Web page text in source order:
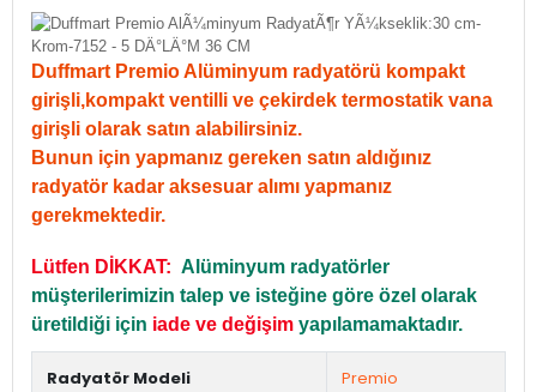
Duffmart Premio Alüminyum radyatörü kompakt
girişli,kompakt ventilli ve çekirdek termostatik vana
girişli olarak satın alabilirsiniz.
Bunun için yapmanız gereken satın aldığınız
radyatör kadar aksesuar alımı yapmanız
gerekmektedir.
Lütfen DİKKAT: Alüminyum radyatörler
müşterilerimizin talep ve isteğine göre özel olarak
üretildiği için iade ve değişim yapılamamaktadır.
Radyatör Modeli Premio